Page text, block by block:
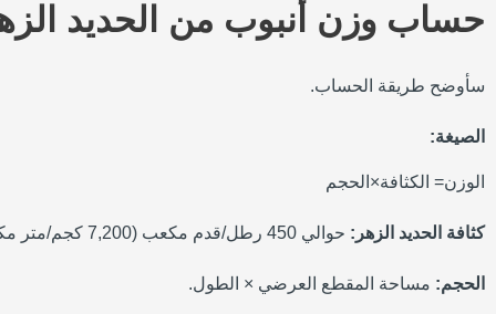
حساب وزن أنبوب من الحديد الزهر 4
سأوضح طريقة الحساب.
الصيغة:
الوزن= الكثافة×الحجم
كثافة الحديد الزهر: حوالي 450 رطل/قدم مكعب (7,200 كجم/متر مكعب).
الحجم: مساحة المقطع العرضي × الطول.